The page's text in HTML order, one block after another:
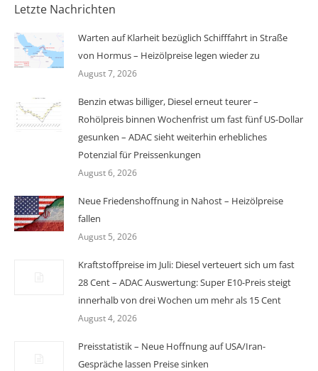
Letzte Nachrichten
Warten auf Klarheit bezüglich Schifffahrt in Straße
von Hormus – Heizölpreise legen wieder zu
August 7, 2026
Benzin etwas billiger, Diesel erneut teurer –
Rohölpreis binnen Wochenfrist um fast fünf US-Dollar
gesunken – ADAC sieht weiterhin erhebliches
Potenzial für Preissenkungen
August 6, 2026
Neue Friedenshoffnung in Nahost – Heizölpreise
fallen
August 5, 2026
Kraftstoffpreise im Juli: Diesel verteuert sich um fast
28 Cent – ADAC Auswertung: Super E10-Preis steigt
innerhalb von drei Wochen um mehr als 15 Cent
August 4, 2026
Preisstatistik – Neue Hoffnung auf USA/Iran-
Gespräche lassen Preise sinken